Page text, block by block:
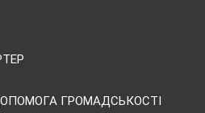
ГРОМАДСЬКОСТІ